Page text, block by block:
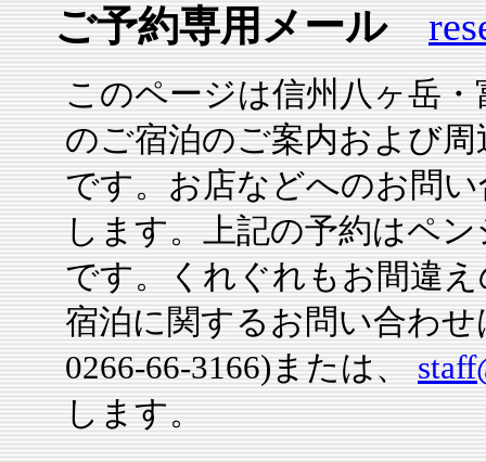
ご予約専用メール
このページは信州八ヶ岳
のご宿泊のご案内および
です。お店などへのお問
します。上記の予約はペ
です。くれぐれもお間違
宿泊に関するお問い合わ
0266-66-3166)または、
します。